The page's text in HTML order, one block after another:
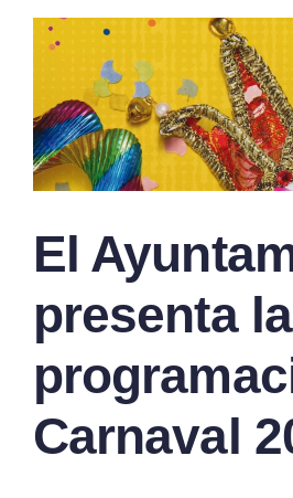
El
presenta la
Carnaval